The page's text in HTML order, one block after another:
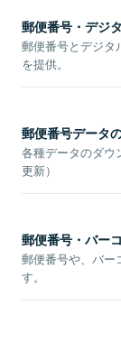
郵便番号・デジ
郵便番号とデジタ
を提供。
郵便番号データ
各種データのダウ
更新）
郵便番号・バー
郵便番号や、バー
す。